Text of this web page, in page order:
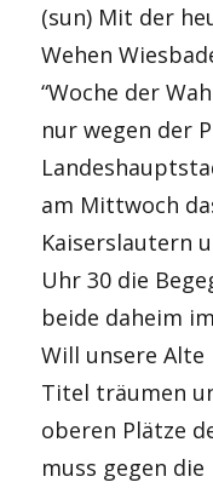
(sun) Mit der
Wehen
“Woche der
nur wegen der
am Mittwoch
Kaiserslautern
Uhr 30 die
beide daheim
Will unsere Alte
Titel träumen
oberen Plätze
muss gegen